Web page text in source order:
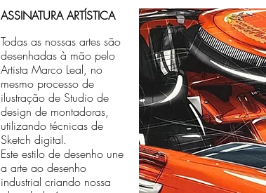
ASSINATURA ARTÍSTICA
Todas as nossas artes são
desenhadas à mão pelo
Artista Marco Leal, no
mesmo processo de
ilustração de Studio de
design de montadoras,
utilizando técnicas de
Sketch digital.
Este estilo de desenho une
a arte ao desenho
industrial criando nossa